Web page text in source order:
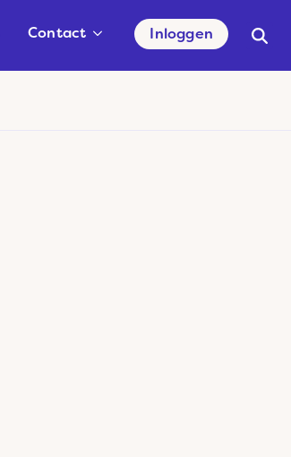
Contact Inloggen